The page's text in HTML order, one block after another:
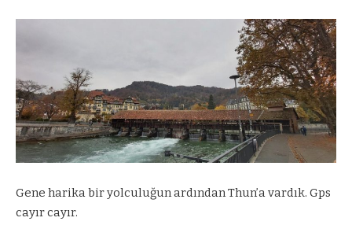
Gene harika bir yolculuğun ardından Thun’a vardık. Gps
cayır cayır.